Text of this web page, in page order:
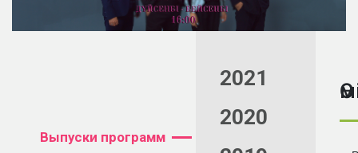
Выпуски программ
2021
2020